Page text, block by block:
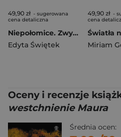
49,90 zł - sugerowana
cena detaliczna
Niepołomice. Zwycięscy
Edyta Świętek
49,90 zł -
cena
Miriam
Oceny i recenzje
westchnienie Maura
Średnia ocen: